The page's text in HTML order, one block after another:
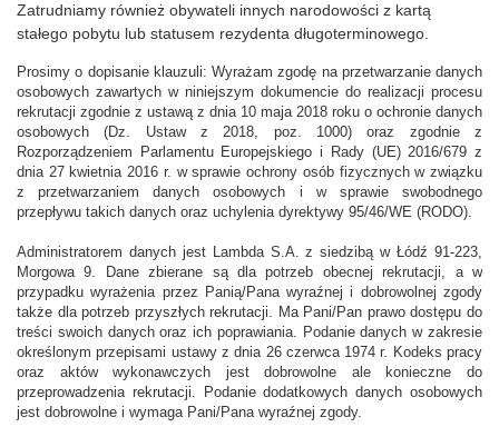
Zatrudniamy również obywateli innych narodowości z kartą
stałego pobytu lub statusem rezydenta długoterminowego.
Prosimy o dopisanie klauzuli: Wyrażam zgodę na przetwarzanie danych
osobowych zawartych w niniejszym dokumencie do realizacji procesu
rekrutacji zgodnie z ustawą z dnia 10 maja 2018 roku o ochronie danych
osobowych (Dz. Ustaw z 2018, poz. 1000) oraz zgodnie z
Rozporządzeniem Parlamentu Europejskiego i Rady (UE) 2016/679 z
dnia 27 kwietnia 2016 r. w sprawie ochrony osób fizycznych w związku
z przetwarzaniem danych osobowych i w sprawie swobodnego
przepływu takich danych oraz uchylenia dyrektywy 95/46/WE (RODO).
Administratorem danych jest Lambda S.A. z siedzibą w Łódź 91-223,
Morgowa 9. Dane zbierane są dla potrzeb obecnej rekrutacji, a w
przypadku wyrażenia przez Panią/Pana wyraźnej i dobrowolnej zgody
także dla potrzeb przyszłych rekrutacji. Ma Pani/Pan prawo dostępu do
treści swoich danych oraz ich poprawiania. Podanie danych w zakresie
określonym przepisami ustawy z dnia 26 czerwca 1974 r. Kodeks pracy
oraz aktów wykonawczych jest dobrowolne ale konieczne do
przeprowadzenia rekrutacji. Podanie dodatkowych danych osobowych
jest dobrowolne i wymaga Pani/Pana wyraźnej zgody.